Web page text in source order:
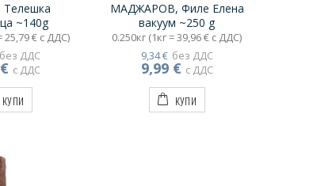
~140g
25,79 € с ДДС)
без ДДС
с ДДС
КУПИ
МАДЖАРОВ, Филе Елена
вакуум ~250 g
0.250кг (1кг = 39,96 € с ДДС)
без ДДС
9,34 €
с ДДС
9,99 €
КУПИ